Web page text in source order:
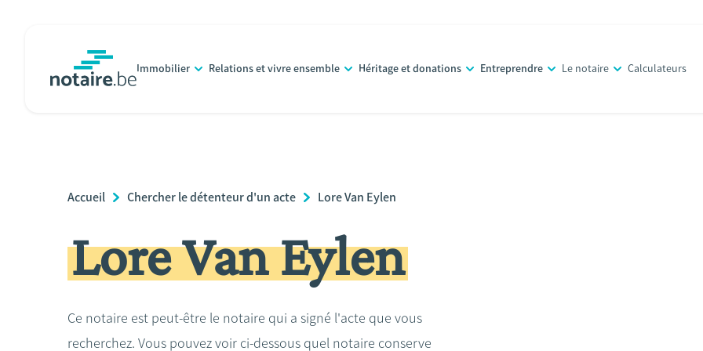
principal
Immobilier Relations et vivre ensemble Héritage et donations Entreprendre Le notaire Calculateurs
Breadcrumb
Accueil Chercher le détenteur d'un acte Lore Van Eylen
Lore Van Eylen
Ce notaire est peut-être le notaire qui a signé l'acte que vous
recherchez. Vous pouvez voir ci-dessous quel notaire conserve